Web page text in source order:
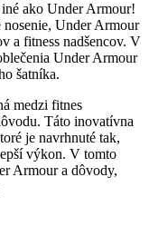
ako Under Armour!
nosenie, Under Armour
a fitness nadšencov. V
Under Armour
šatníka.
medzi fitnes
Táto inovatívna
je navrhnuté tak,
výkon. V tomto
Armour a dôvody,